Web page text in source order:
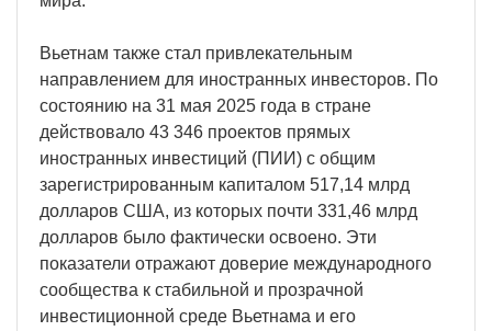
Вьетнам также стал привлекательным
направлением для иностранных инвесторов. По
состоянию на 31 мая 2025 года в стране
действовало 43 346 проектов прямых
иностранных инвестиций (ПИИ) с общим
зарегистрированным капиталом 517,14 млрд
долларов США, из которых почти 331,46 млрд
долларов было фактически освоено. Эти
показатели отражают доверие международного
сообщества к стабильной и прозрачной
инвестиционной среде Вьетнама и его